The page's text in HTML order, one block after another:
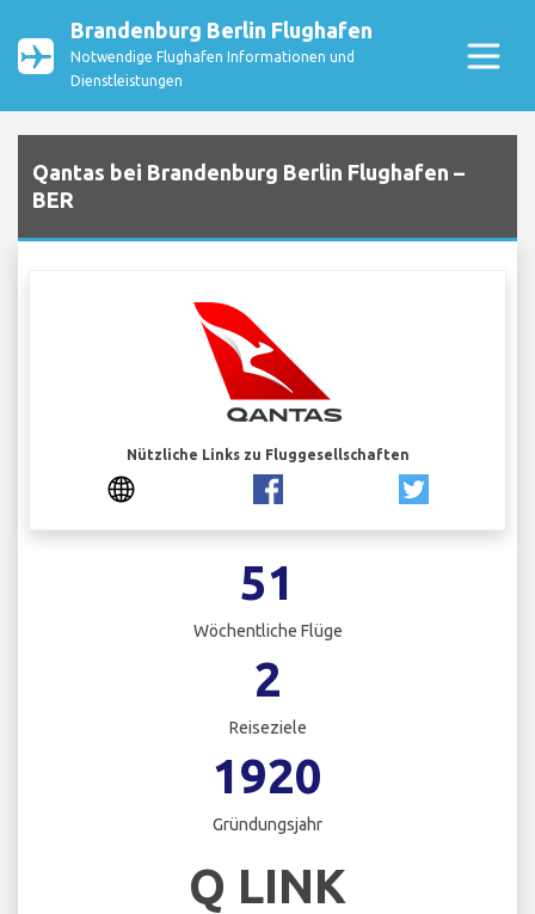
Brandenburg Berlin Flughafen
Notwendige Flughafen Informationen und
Dienstleistungen
Qantas bei Brandenburg Berlin Flughafen –
BER
Nützliche Links zu Fluggesellschaften
51
Wöchentliche Flüge
2
Reiseziele
1920
Gründungsjahr
Q LINK